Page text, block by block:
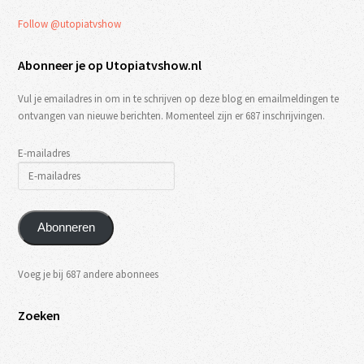
Follow @utopiatvshow
Abonneer je op Utopiatvshow.nl
Vul je emailadres in om in te schrijven op deze blog en emailmeldingen te
ontvangen van nieuwe berichten. Momenteel zijn er 687 inschrijvingen.
E-mailadres
Abonneren
Voeg je bij 687 andere abonnees
Zoeken